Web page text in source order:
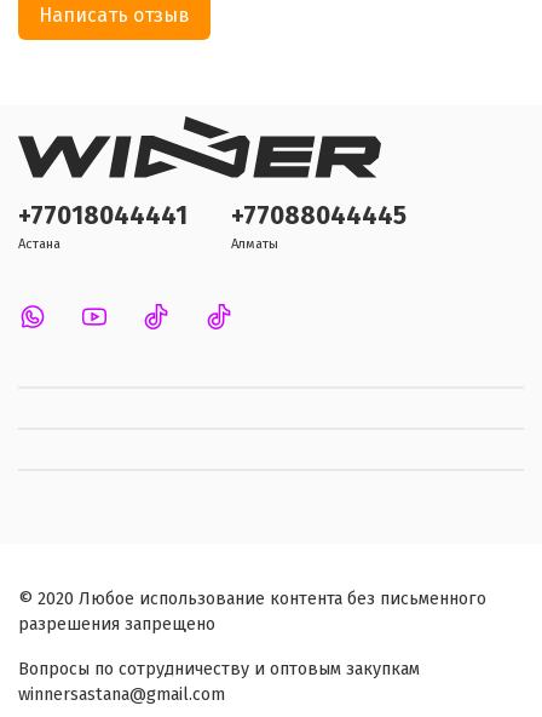
Написать отзыв
+77018044441
Астана
+77088044445
Алматы
© 2020 Любое использование контента без письменного
разрешения запрещено
Вопросы по сотрудничеству и оптовым закупкам
winnersastana@gmail.com